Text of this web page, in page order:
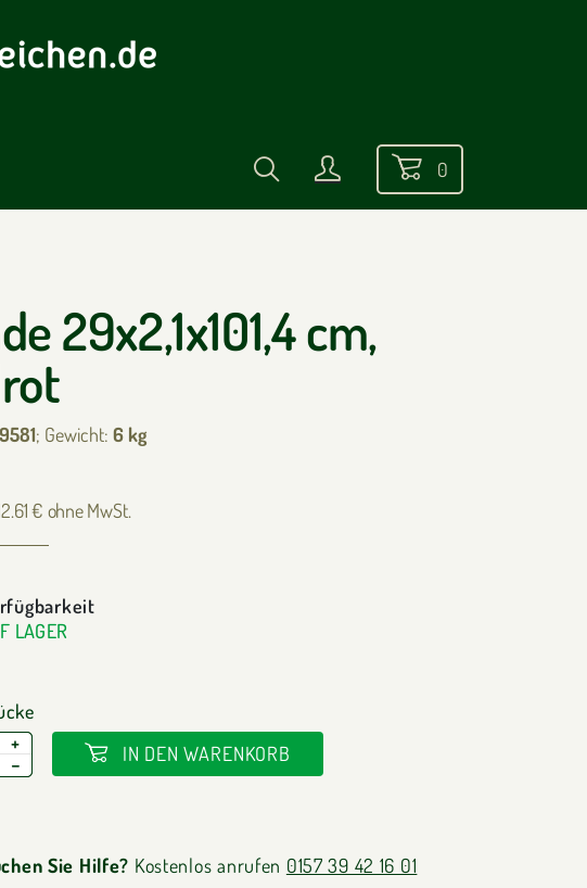
0
29x2,1x101,4 cm,
; Gewicht: 6 kg
€ ohne MwSt.
LAGER
+
−
IN DEN WARENKORB
Sie Hilfe? Kostenlos anrufen 0157 39 42 16 01